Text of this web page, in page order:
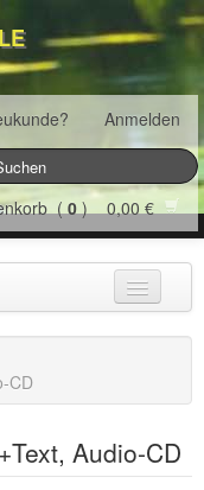
Anmelden
(0) 0,00 €
CD
Audio-CD